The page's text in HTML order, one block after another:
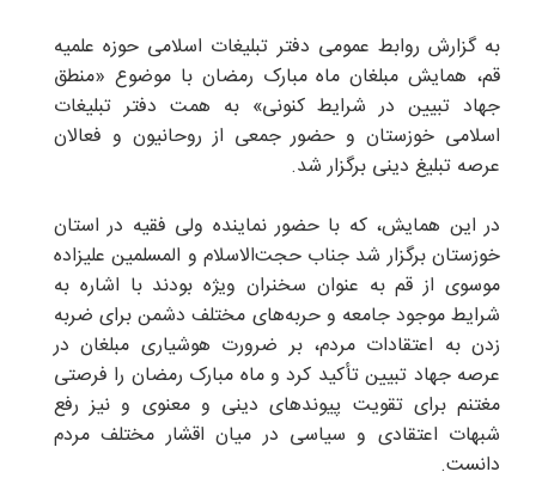
به گزارش روابط عمومی دفتر تبلیغات اسلامی حوزه علمیه
قم، همایش مبلغان ماه مبارک رمضان با موضوع «منطق
جهاد تبیین در شرایط کنونی» به همت دفتر تبلیغات
اسلامی خوزستان و حضور جمعی از روحانیون و فعالان
عرصه تبلیغ دینی برگزار شد.
در این همایش، که با حضور نماینده ولی فقیه در استان
خوزستان برگزار شد جناب حجت‌الاسلام و المسلمین علیزاده
موسوی از قم به عنوان سخنران ویژه بودند با اشاره به
شرایط موجود جامعه و حربه‌های مختلف دشمن برای ضربه
زدن به اعتقادات مردم، بر ضرورت هوشیاری مبلغان در
عرصه جهاد تبیین تأکید کرد و ماه مبارک رمضان را فرصتی
مغتنم برای تقویت پیوندهای دینی و معنوی و نیز رفع
شبهات اعتقادی و سیاسی در میان اقشار مختلف مردم
دانست.